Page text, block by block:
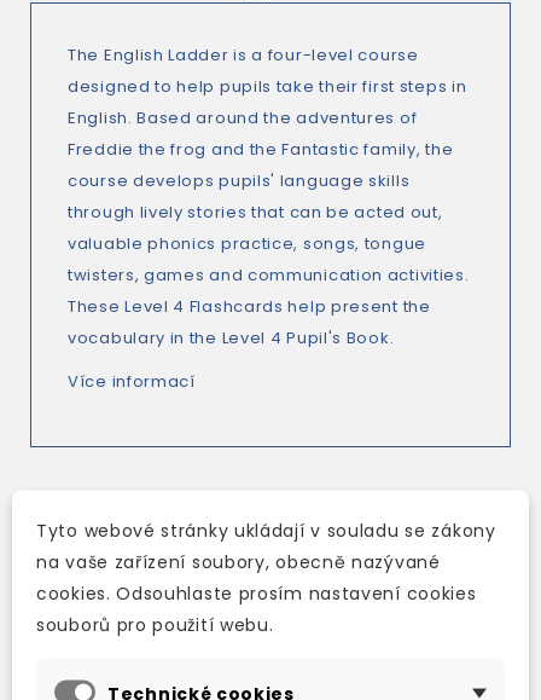
The English Ladder is a four-level course
designed to help pupils take their first steps in
English. Based around the adventures of
Freddie the frog and the Fantastic family, the
course develops pupils' language skills
through lively stories that can be acted out,
valuable phonics practice, songs, tongue
twisters, games and communication activities.
These Level 4 Flashcards help present the
vocabulary in the Level 4 Pupil's Book.
Více informací
TAKÉ DOPORUČUJEME
Tyto webové stránky ukládají v souladu se zákony
na vaše zařízení soubory, obecně nazývané
cookies. Odsouhlaste prosím nastavení cookies
souborů pro použití webu.
Technické cookies